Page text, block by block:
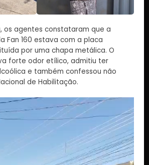
os agentes constataram que a
Fan 160 estava com a placa
por uma chapa metálica. O
forte odor etílico, admitiu ter
e também confessou não
de Habilitação.